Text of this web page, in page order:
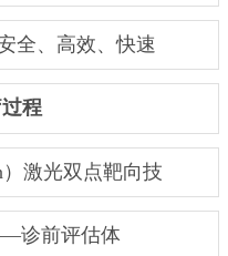
全、高效、快速
程
激光双点靶向技
诊前评估体